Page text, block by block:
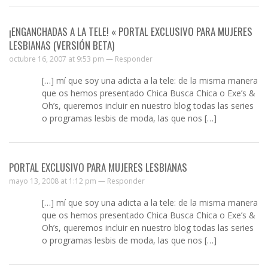
¡ENGANCHADAS A LA TELE! « PORTAL EXCLUSIVO PARA MUJERES
LESBIANAS (VERSIÓN BETA)
octubre 16, 2007 at 9:53 pm — Responder
[…] mí que soy una adicta a la tele: de la misma manera
que os hemos presentado Chica Busca Chica o Exe’s &
Oh’s, queremos incluir en nuestro blog todas las series
o programas lesbis de moda, las que nos […]
PORTAL EXCLUSIVO PARA MUJERES LESBIANAS
mayo 13, 2008 at 1:12 pm — Responder
[…] mí que soy una adicta a la tele: de la misma manera
que os hemos presentado Chica Busca Chica o Exe’s &
Oh’s, queremos incluir en nuestro blog todas las series
o programas lesbis de moda, las que nos […]